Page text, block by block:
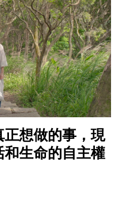
想做的事，現
生命的自主權